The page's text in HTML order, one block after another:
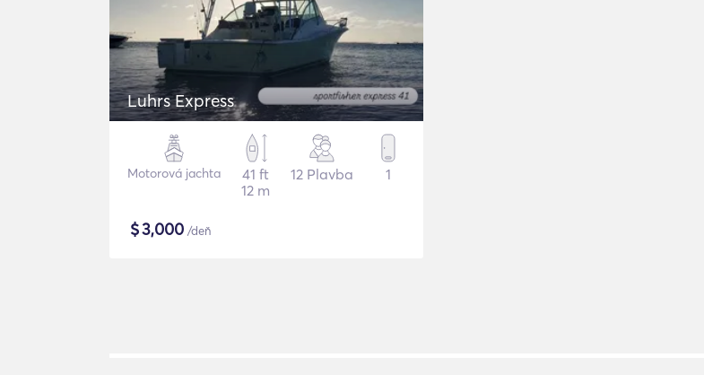
Luhrs Express
Motorová jachta
41 ft
12 m
12 Plavba 1
$3,000 /deň